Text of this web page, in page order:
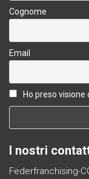
Cognome
Email
Ho preso visione
I nostri
Federfranchising-